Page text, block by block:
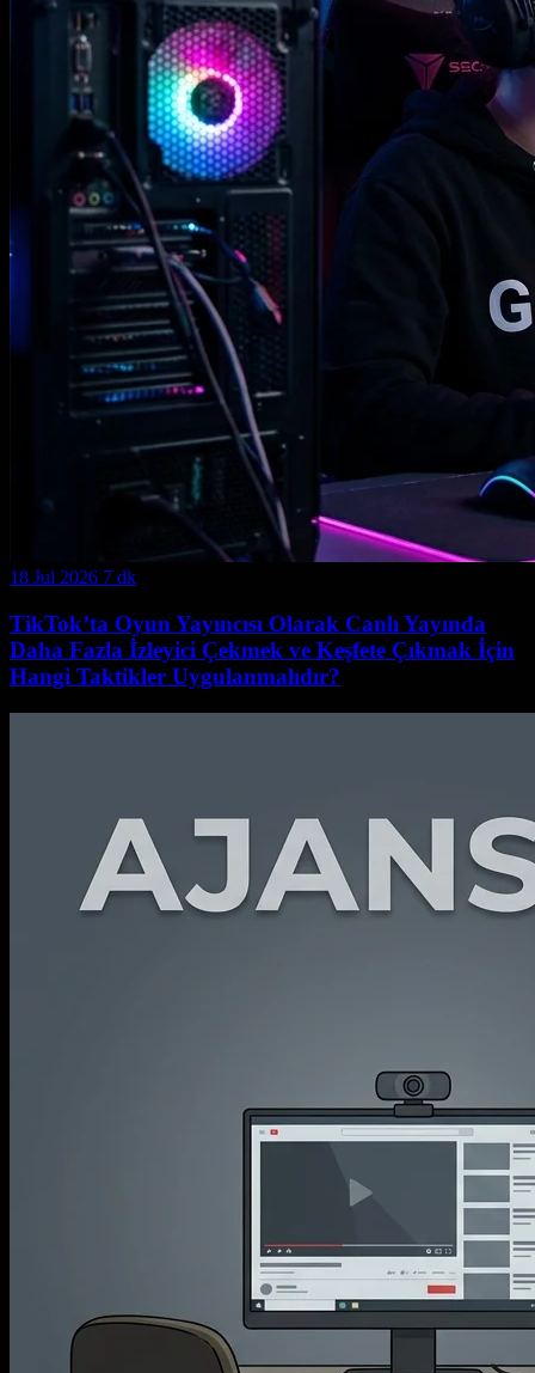
18 Jul 2026 7 dk
TikTok’ta Oyun Yayıncısı Olarak Canlı Yayında
Daha Fazla İzleyici Çekmek ve Keşfete Çıkmak İçin
Hangi Taktikler Uygulanmalıdır?